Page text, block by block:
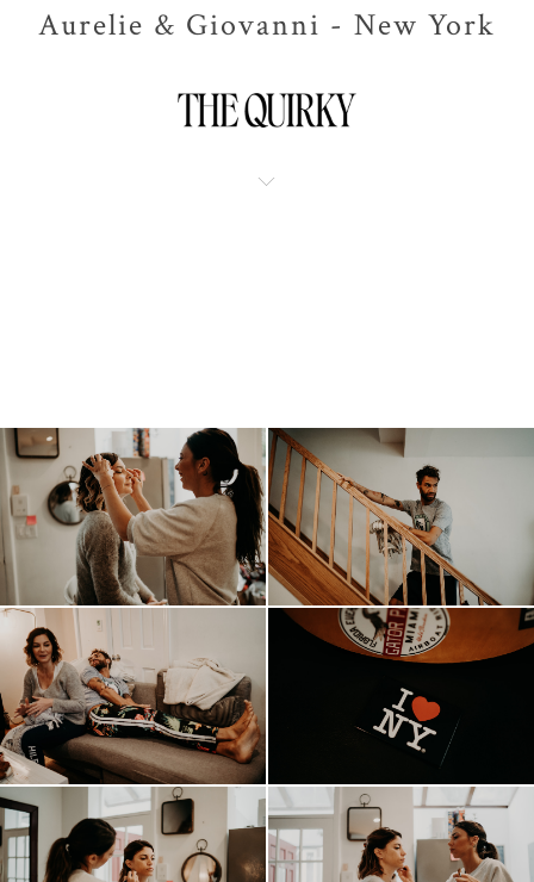
Aurelie & Giovanni - New York